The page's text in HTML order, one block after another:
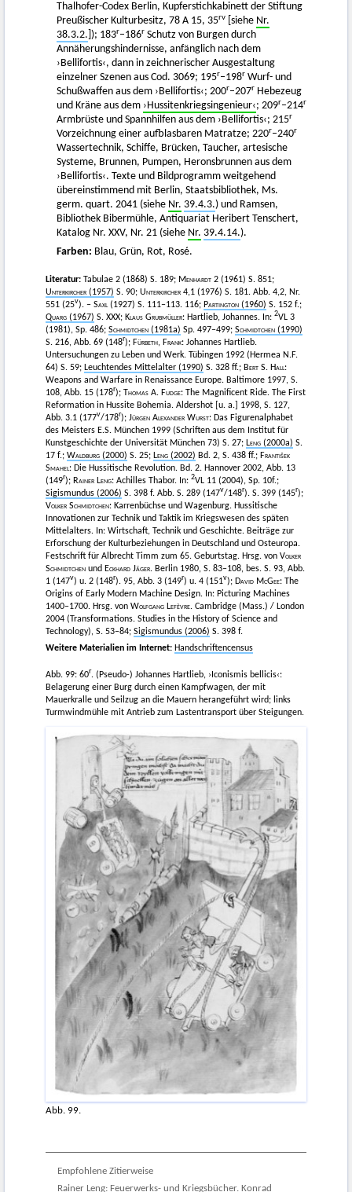
Thalhofer-Codex Berlin, Kupferstichkabinett der Stiftung
Preußischer Kulturbesitz, 78 A 15, 35rv [siehe Nr.
38.3.2. ]); 183r–186r Schutz von Burgen durch
Annäherungshindernisse, anfänglich nach dem
›Bellifortis‹, dann in zeichnerischer Ausgestaltung
einzelner Szenen aus Cod. 3069; 195r–198r Wurf- und
Schußwaffen aus dem ›Bellifortis‹; 200r–207r Hebezeug
und Kräne aus dem ›Hussitenkriegsingenieur‹; 209r–214r
Armbrüste und Spannhilfen aus dem ›Bellifortis‹; 215r
Vorzeichnung einer aufblasbaren Matratze; 220r–240r
Wassertechnik, Schiffe, Brücken, Taucher, artesische
Systeme, Brunnen, Pumpen, Heronsbrunnen aus dem
›Bellifortis‹. Texte und Bildprogramm weitgehend
übereinstimmend mit Berlin, Staatsbibliothek, Ms.
germ. quart. 2041 (siehe Nr. 39.4.3.) und Ramsen,
Bibliothek Bibermühle, Antiquariat Heribert Tenschert,
Katalog Nr. XXV, Nr. 21 (siehe Nr. 39.4.14.).
Farben: Blau, Grün, Rot, Rosé.
Literatur: Tabulae 2 (1868) S. 189; Menhardt 2 (1961) S. 851;
Unterkircher (1957) S. 90; Unterkircher 4,1 (1976) S. 181. Abb. 4,2, Nr.
551 (25v). – Saxl(1927) S. 111–113. 116; Partington (1960) S. 152 f.;
Quarg (1967) S. XXX; Klaus Grubmüller: Hartlieb, Johannes. In: 2VL 3
(1981), Sp. 486; Schmidtchen (1981a) Sp. 497–499; Schmidtchen (1990)
S. 216, Abb. 69 (148r); Fürbeth, Frank: Johannes Hartlieb.
Untersuchungen zu Leben und Werk. Tübingen 1992 (Hermea N.F.
64) S. 59; Leuchtendes Mittelalter (1990) S. 328 ff.; Bert S. Hall:
Weapons and Warfare in Renaissance Europe. Baltimore 1997, S.
108, Abb. 15 (178r); Thomas A. Fudge: The Magnificent Ride. The First
Reformation in Hussite Bohemia. Aldershot [u. a.] 1998, S. 127,
Abb. 3.1 (177v/178r); Jürgen Alexander Wurst: Das Figurenalphabet
des Meisters E.S. München 1999 (Schriften aus dem Institut für
Kunstgeschichte der Universität München 73) S. 27; Leng (2000a) S.
17 f.; Waldburg (2000) S. 25; Leng (2002) Bd. 2, S. 438 ff.; František
Smahel: Die Hussitische Revolution. Bd. 2. Hannover 2002, Abb. 13
(149r); Rainer Leng: Achilles Thabor. In: 2VL 11 (2004), Sp. 10f.;
Sigismundus (2006) S. 398 f. Abb. S. 289 (147v/148r). S. 399 (145r);
Volker Schmidtchen: Karrenbüchse und Wagenburg. Hussitische
Innovationen zur Technik und Taktik im Kriegswesen des späten
Mittelalters. In: Wirtschaft, Technik und Geschichte. Beiträge zur
Erforschung der Kulturbeziehungen in Deutschland und Osteuropa.
Festschrift für Albrecht Timm zum 65. Geburtstag. Hrsg. von Volker
Schmidtchen und Eckhard Jäger. Berlin 1980, S. 83–108, bes. S. 93, Abb.
1 (147v) u. 2 (148r). 95, Abb. 3 (149r) u. 4 (151v); David McGee: The
Origins of Early Modern Machine Design. In: Picturing Machines
1400–1700. Hrsg. von Wolfgang Lefèvre. Cambridge (Mass.) / London
2004 (Transformations. Studies in the History of Science and
Technology), S. 53–84; Sigismundus (2006) S. 398 f.
Weitere Materialien im Internet: Handschriftencensus
Abb. 99: 60r. (Pseudo-) Johannes Hartlieb, ›Iconismis bellicis‹:
Belagerung einer Burg durch einen Kampfwagen, der mit
Mauerkralle und Seilzug an die Mauern herangeführt wird; links
Turmwindmühle mit Antrieb zum Lastentransport über Steigungen.
Abb. 99.
Empfohlene Zitierweise
Rainer Leng: Feuerwerks- und Kriegsbücher. Konrad